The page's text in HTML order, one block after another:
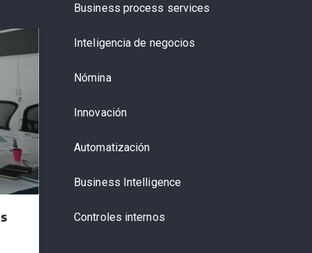
Business process services
Inteligencia de negocios
Nómina
Innovación
Automatización
Business Intelligence
Controles internos